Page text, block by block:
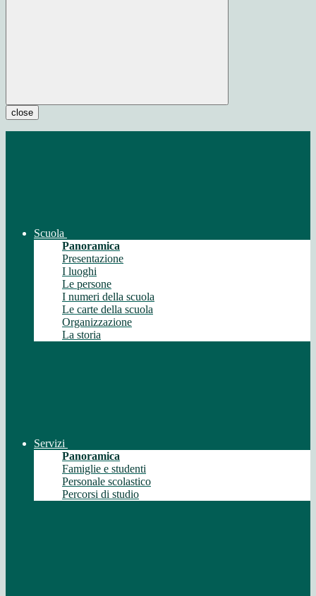
close
Scuola
Panoramica
Presentazione
I luoghi
Le persone
I numeri della scuola
Le carte della scuola
Organizzazione
La storia
Servizi
Panoramica
Famiglie e studenti
Personale scolastico
Percorsi di studio